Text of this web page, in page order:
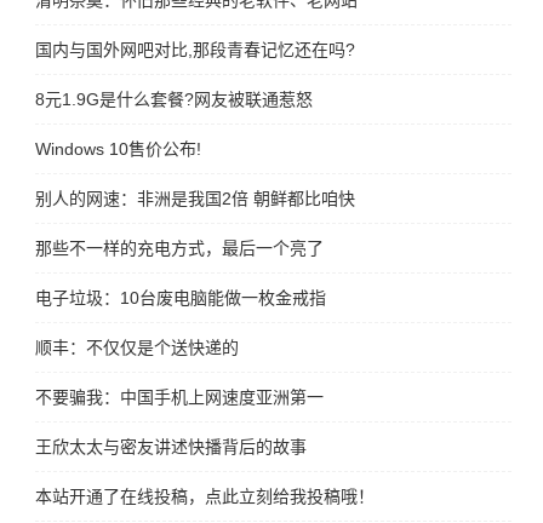
国内与国外网吧对比,那段青春记忆还在吗?
8元1.9G是什么套餐?网友被联通惹怒
Windows 10售价公布!
别人的网速：非洲是我国2倍 朝鲜都比咱快
那些不一样的充电方式，最后一个亮了
电子垃圾：10台废电脑能做一枚金戒指
顺丰：不仅仅是个送快递的
不要骗我：中国手机上网速度亚洲第一
王欣太太与密友讲述快播背后的故事
本站开通了在线投稿，点此立刻给我投稿哦！